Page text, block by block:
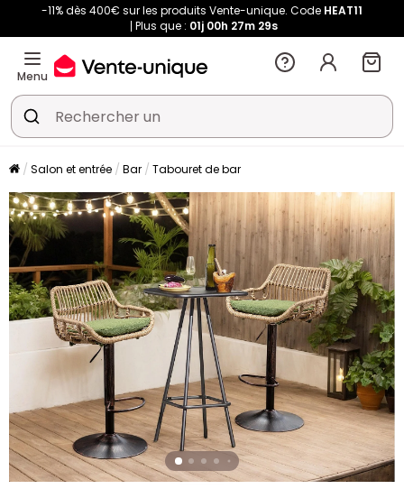
-11% dès 400€ sur les produits Vente-unique. Code HEAT11
Plus que : 01j 00h 27m 29s
Menu
Salon et entrée Bar Tabouret de bar